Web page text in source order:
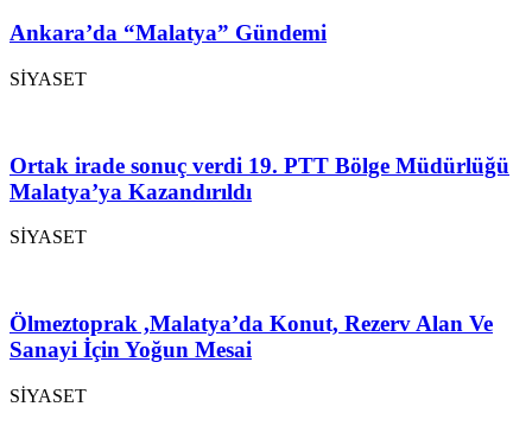
Ankara’da “Malatya” Gündemi
SİYASET
Ortak irade sonuç verdi 19. PTT Bölge Müdürlüğü
Malatya’ya Kazandırıldı
SİYASET
Ölmeztoprak ,Malatya’da Konut, Rezerv Alan Ve
Sanayi İçin Yoğun Mesai
SİYASET